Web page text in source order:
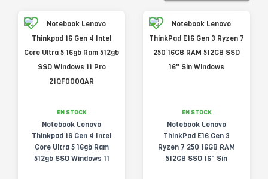
EN STOCK
Notebook Lenovo
Thinkpad 16 Gen 4 Intel
Core Ultra 5 16gb Ram
512gb SSD Windows 11
EN STOCK
Notebook Lenovo
ThinkPad E16 Gen 3
Ryzen 7 250 16GB RAM
512GB SSD 16" Sin